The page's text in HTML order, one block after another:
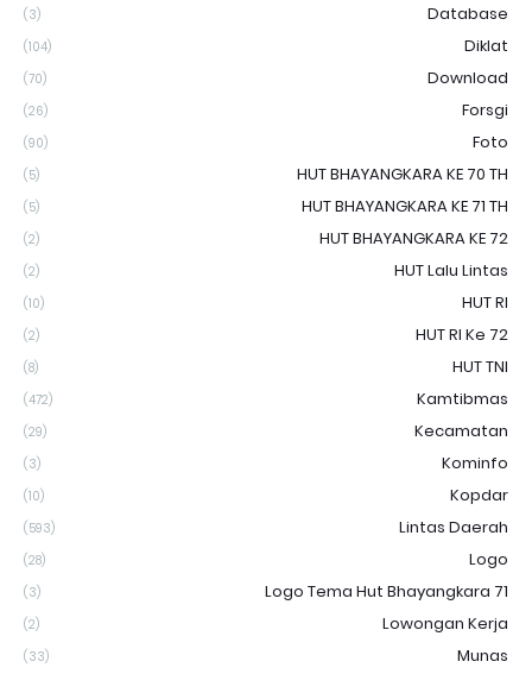
Database
(3)
Diklat
(104)
Download
(70)
Forsgi
(26)
Foto
(90)
HUT BHAYANGKARA KE 70 TH
(5)
HUT BHAYANGKARA KE 71 TH
(5)
HUT BHAYANGKARA KE 72
(2)
HUT Lalu Lintas
(2)
HUT RI
(10)
HUT RI Ke 72
(2)
HUT TNI
(8)
Kamtibmas
(472)
Kecamatan
(29)
Kominfo
(3)
Kopdar
(10)
Lintas Daerah
(593)
Logo
(28)
Logo Tema Hut Bhayangkara 71
(3)
Lowongan Kerja
(2)
Munas
(33)